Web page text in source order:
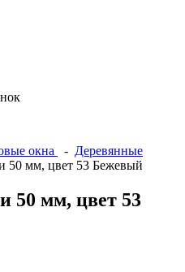
окна - Деревянные
50 мм, цвет 53 Бежевый
50 мм, цвет 53